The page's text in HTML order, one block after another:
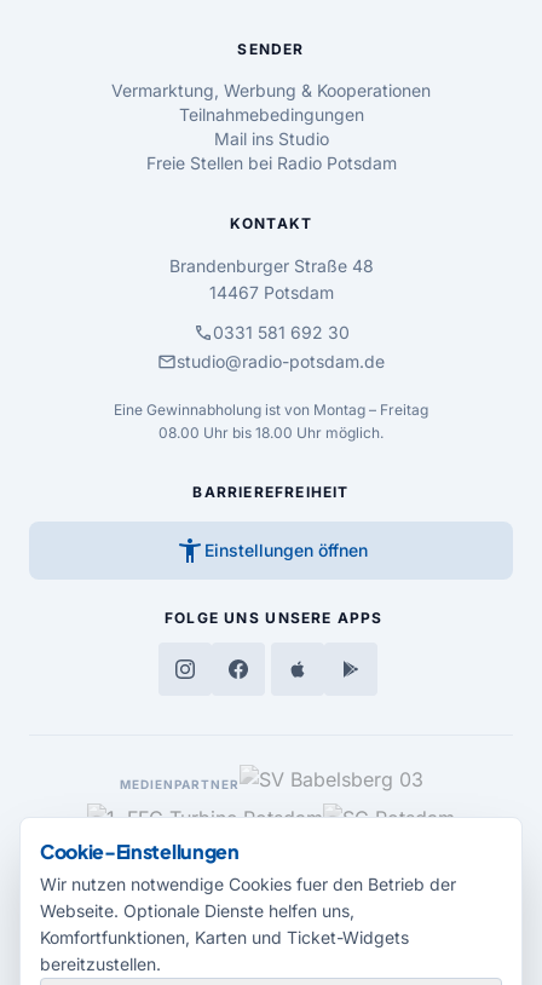
SENDER
Vermarktung, Werbung & Kooperationen
Teilnahmebedingungen
Mail ins Studio
Freie Stellen bei Radio Potsdam
KONTAKT
Brandenburger Straße 48
14467 Potsdam
call0331 581 692 30
mailstudio@radio-potsdam.de
Eine Gewinnabholung ist von Montag – Freitag
08.00 Uhr bis 18.00 Uhr möglich.
BARRIEREFREIHEIT
accessibility_new Einstellungen öffnen
FOLGE UNS UNSERE APPS
MEDIENPARTNER
Cookie-Einstellungen
Wir nutzen notwendige Cookies fuer den Betrieb der
Webseite. Optionale Dienste helfen uns,
Komfortfunktionen, Karten und Ticket-Widgets
bereitzustellen.